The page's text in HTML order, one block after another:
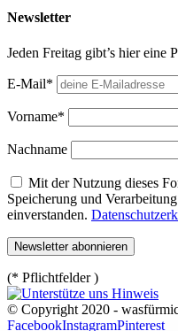
Newsletter
Jeden Freitag gibt’s hier
E-Mail*
Vorname*
Nachname
Mit der Nutzung dieses
Speicherung und
einverstanden.
(* Pflichtfelder )
© Copyright 2020 -
FacebookInstagramPinterest